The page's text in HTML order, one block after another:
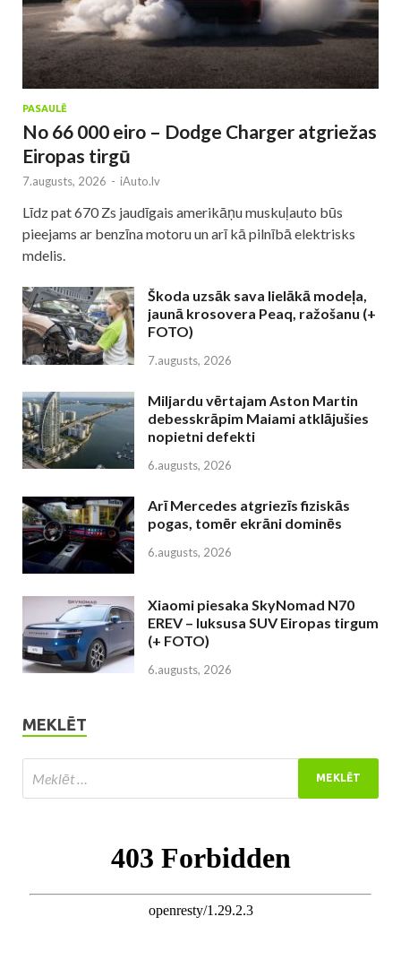
PASAULĒ
No 66 000 eiro – Dodge Charger atgriežas
Eiropas tirgū
7.augusts, 2026 - iAuto.lv
Līdz pat 670 Zs jaudīgais amerikāņu muskuļauto būs
pieejams ar benzīna motoru un arī kā pilnībā elektrisks
mdelis.
Škoda uzsāk sava lielākā modeļa,
jaunā krosovera Peaq, ražošanu (+
FOTO)
7.augusts, 2026
Miljardu vērtajam Aston Martin
debesskrāpim Maiami atklājušies
nopietni defekti
6.augusts, 2026
Arī Mercedes atgriezīs fiziskās
pogas, tomēr ekrāni dominēs
6.augusts, 2026
Xiaomi piesaka SkyNomad N70
EREV – luksusa SUV Eiropas tirgum
(+ FOTO)
6.augusts, 2026
MEKLĒT